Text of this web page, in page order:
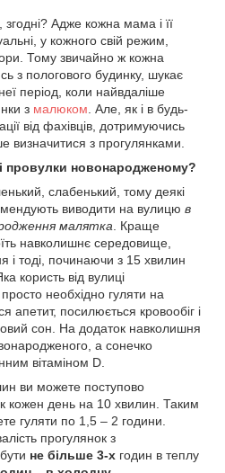
Адже кожна мама і її
у кожного свій режим,
Тому звичайно ж кожна
з пологового будинку, шукає
період, коли найвдаліше
з малюком . Але, як і в будь-
від фахівців, дотримуючись
з прогулянками.
провулки новонародженому?
слабенький, тому деякі
виводити на вулицю в
малятка . Краще
навколишнє середовище,
і тоді, починаючи з 15 хвилин
користь від вулиці
необхідно гуляти на
апетит, посилюється кровообіг і
сон. На додаток навколишня
а сонечко
вітаміном D.
ви можете поступово
кожен день на 10 хвилин. Таким
гуляти по 1,5 – 2 години.
прогулянок з
не більше 3-х годин в теплу